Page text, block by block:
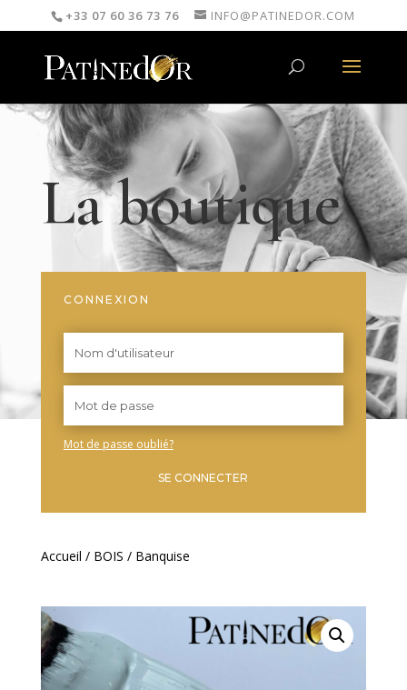
+33 07 60 36 73 76 INFO@PATINEDOR.COM
La boutique
CONNEXION
Mot de passe oublié?
SE CONNECTER
Accueil / BOIS / Banquise